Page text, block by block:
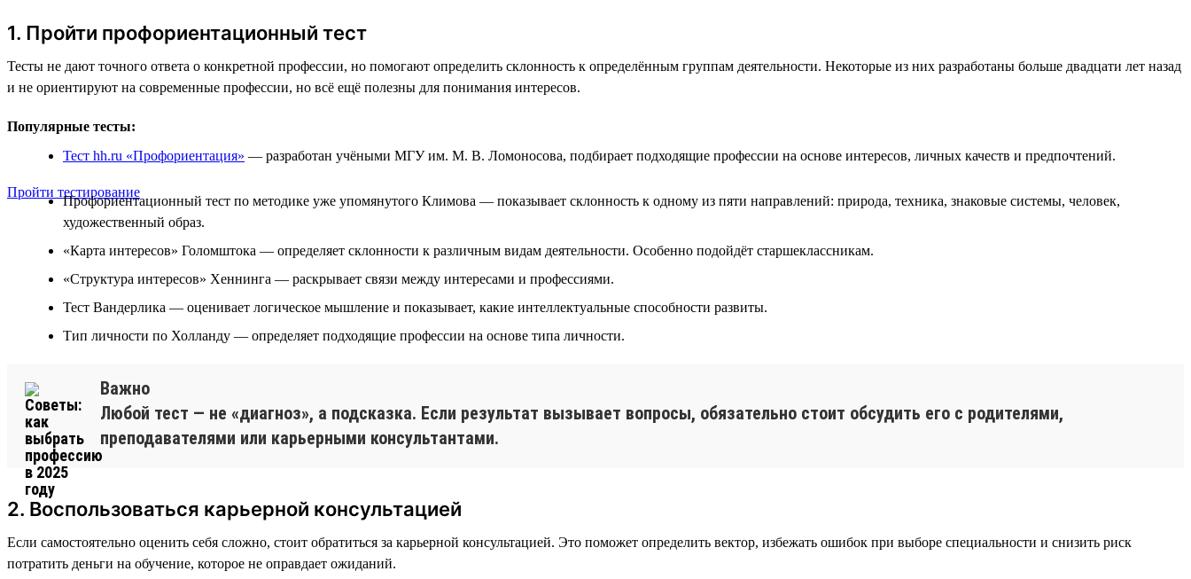
1. Пройти профориентационный тест
Тесты не дают точного ответа о конкретной профессии, но помогают определить склонность к определённым группам деятельности. Некоторые из них разработаны больше двадцати лет назад
и не ориентируют на современные профессии, но всё ещё полезны для понимания интересов.
Популярные тесты:
Тест hh.ru «Профориентация» — разработан учёными МГУ им. М. В. Ломоносова, подбирает подходящие профессии на основе интересов, личных качеств и предпочтений.
Пройти тестирование
Профориентационный тест по методике уже упомянутого Климова — показывает склонность к одному из пяти направлений: природа, техника, знаковые системы, человек,
художественный образ.
«Карта интересов» Голомштока — определяет склонности к различным видам деятельности. Особенно подойдёт старшеклассникам.
«Структура интересов» Хеннинга — раскрывает связи между интересами и профессиями.
Тест Вандерлика — оценивает логическое мышление и показывает, какие интеллектуальные способности развиты.
Тип личности по Холланду — определяет подходящие профессии на основе типа личности.
Важно
Любой тест — не «диагноз», а подсказка. Если результат вызывает вопросы, обязательно стоит обсудить его с родителями,
преподавателями или карьерными консультантами.
2. Воспользоваться карьерной консультацией
Если самостоятельно оценить себя сложно, стоит обратиться за карьерной консультацией. Это поможет определить вектор, избежать ошибок при выборе специальности и снизить риск
потратить деньги на обучение, которое не оправдает ожиданий.